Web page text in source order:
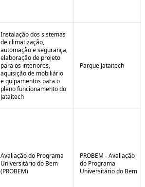
Instalação dos sistemas
de climatização,
automação e segurança,
elaboração de projeto
para os interiores,
aquisição de mobiliário
e quipamentos para o
pleno funcionamento do
Jataítech
Parque Jataitech
Avaliação do Programa
Universitário do Bem
(PROBEM)
PROBEM - Avaliação
do Programa
Universitário do Bem